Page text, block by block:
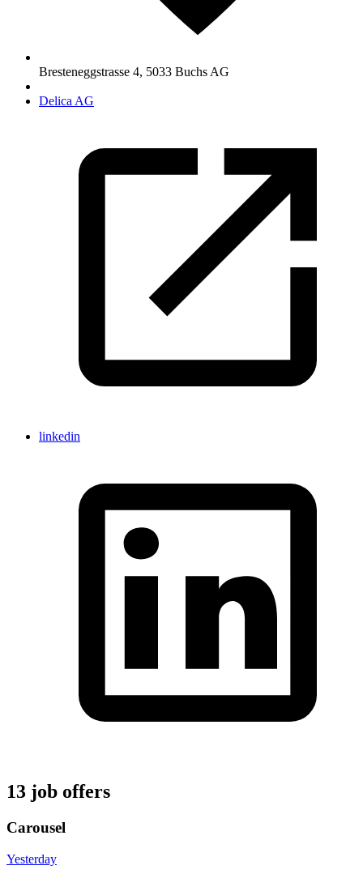
Bresteneggstrasse 4, 5033 Buchs AG
Delica AG
linkedin
13 job offers
Carousel
Yesterday